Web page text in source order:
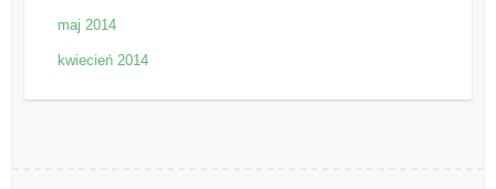
maj 2014
kwiecień 2014